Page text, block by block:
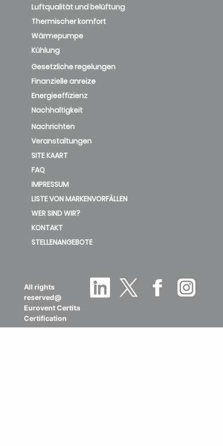
Thermischer komfort
Wärmepumpe
Kühlung
Gesetzliche regelungen
Finanzielle anreize
Energieeffizienz
Nachhaltigkeit
Nachrichten
Veranstaltungen
SITE KAART
FAQ
IMPRESSUM
LISTE VON MARKENVORFÄLLEN
WER SIND WIR?
KONTAKT
STELLENANGEBOTE
reserved@
Eurovent Certita
Certification